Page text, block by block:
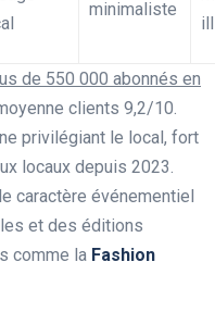
minimaliste
de 550 000 abonnés en
clients 9,2/10.
privilégiant le local, fort
locaux depuis 2023.
caractère événementiel
et des éditions
comme la Fashion